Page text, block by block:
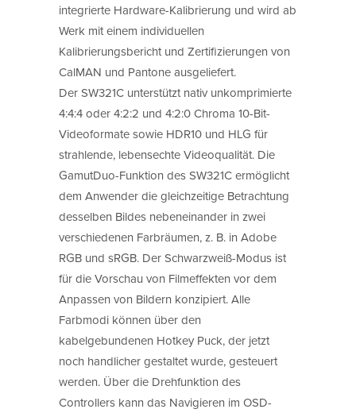
integrierte Hardware-Kalibrierung und wird ab
Werk mit einem individuellen
Kalibrierungsbericht und Zertifizierungen von
CalMAN und Pantone ausgeliefert.
Der SW321C unterstützt nativ unkomprimierte
4:4:4 oder 4:2:2 und 4:2:0 Chroma 10-Bit-
Videoformate sowie HDR10 und HLG für
strahlende, lebensechte Videoqualität. Die
GamutDuo-Funktion des SW321C ermöglicht
dem Anwender die gleichzeitige Betrachtung
desselben Bildes nebeneinander in zwei
verschiedenen Farbräumen, z. B. in Adobe
RGB und sRGB. Der Schwarzweiß-Modus ist
für die Vorschau von Filmeffekten vor dem
Anpassen von Bildern konzipiert. Alle
Farbmodi können über den
kabelgebundenen Hotkey Puck, der jetzt
noch handlicher gestaltet wurde, gesteuert
werden. Über die Drehfunktion des
Controllers kann das Navigieren im OSD-